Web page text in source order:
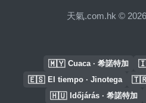
天氣.com.hk ©
🇲🇾 Cuaca · 希諾特加
🇪🇸 El tiempo · Jinotega
🇭🇺 Időjárás · 希諾特加